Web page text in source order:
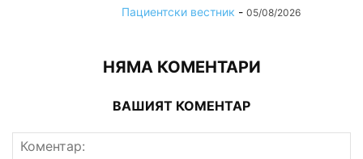
Пациентски вестник - 05/08/2026
НЯМА КОМЕНТАРИ
ВАШИЯТ КОМЕНТАР